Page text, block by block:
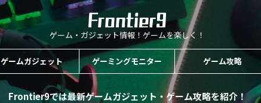
ゲーム・ガジェット情報！ゲームを楽しく！
ゲームガジェット ゲーミングモニター ゲーム攻略
Frontier9では最新ゲームガジェット・ゲーム攻略を紹介！